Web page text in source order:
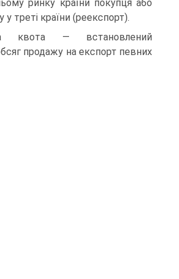
ринку країни покупця або
треті країни (реекспорт).
квота — встановлений
продажу на експорт певних